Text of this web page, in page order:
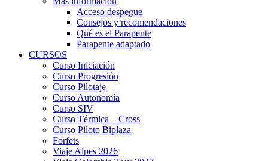
Acceso despegue
Consejos y recomendaciones
Qué es el Parapente
Parapente adaptado
CURSOS
Curso Iniciación
Curso Progresión
Curso Pilotaje
Curso Autonomía
Curso SIV
Curso Térmica – Cross
Curso Piloto Biplaza
Forfets
Viaje Alpes 2026